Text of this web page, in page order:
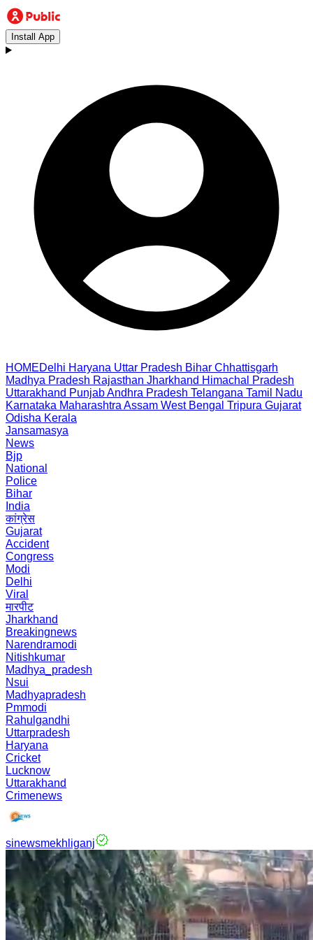
Install App
HOMEDelhi Haryana Uttar Pradesh Bihar Chhattisgarh
Madhya Pradesh Rajasthan Jharkhand Himachal Pradesh
Uttarakhand PunjabAndhra Pradesh Telangana Tamil Nadu
Karnataka Maharashtra Assam West Bengal Tripura Gujarat
Odisha Kerala
Jansamasya
News
Bjp
National
Police
Bihar
India
कांग्रेस
Gujarat
Accident
Congress
Modi
Delhi
Viral
मारपीट
Jharkhand
Breakingnews
Narendramodi
Nitishkumar
Madhya_pradesh
Nsui
Madhyapradesh
Pmmodi
Rahulgandhi
Uttarpradesh
Haryana
Cricket
Lucknow
Uttarakhand
Crimenews
sinewsmekhliganj